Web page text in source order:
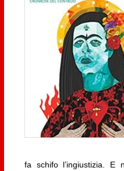
fa schifo l’ingiustizia.